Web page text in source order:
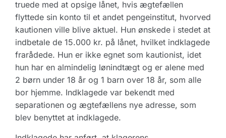
truede med at opsige lånet, hvis ægtefællen
flyttede sin konto til et andet pengeinstitut, hvorved
kautionen ville blive aktuel. Hun ønskede i stedet at
indbetale de 15.000 kr. på lånet, hvilket indklagede
frarådede. Hun er ikke egnet som kautionist, idet
hun har en almindelig lønindtægt og er alene med
2 børn under 18 år og 1 barn over 18 år, som alle
bor hjemme. Indklagede var bekendt med
separationen og ægtefællens nye adresse, som
blev benyttet at indklagede.